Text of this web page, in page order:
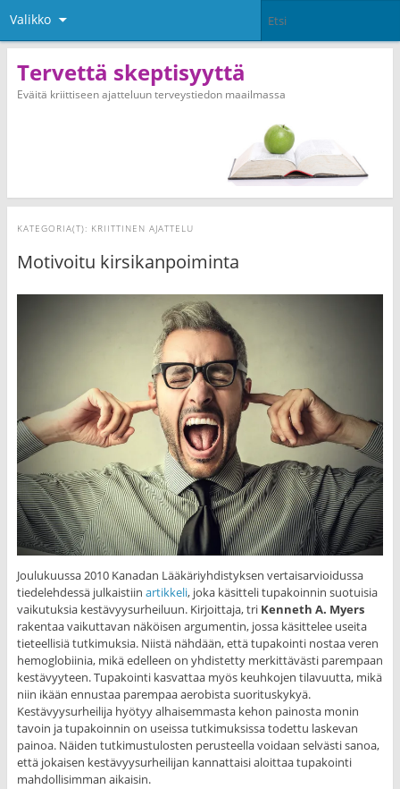
Valikko
Tervettä skeptisyyttä
Eväitä kriittiseen ajatteluun terveystiedon maailmassa
KATEGORIA(T): KRIITTINEN AJATTELU
Motivoitu kirsikanpoiminta
Joulukuussa 2010 Kanadan Lääkäriyhdistyksen vertaisarvioidussa
tiedelehdessä julkaistiin artikkeli, joka käsitteli tupakoinnin suotuisia
vaikutuksia kestävyysurheiluun. Kirjoittaja, tri Kenneth A. Myers
rakentaa vaikuttavan näköisen argumentin, jossa käsittelee useita
tieteellisiä tutkimuksia. Niistä nähdään, että tupakointi nostaa veren
hemoglobiinia, mikä edelleen on yhdistetty merkittävästi parempaan
kestävyyteen. Tupakointi kasvattaa myös keuhkojen tilavuutta, mikä
niin ikään ennustaa parempaa aerobista suorituskykyä.
Kestävyysurheilija hyötyy alhaisemmasta kehon painosta monin
tavoin ja tupakoinnin on useissa tutkimuksissa todettu laskevan
painoa. Näiden tutkimustulosten perusteella voidaan selvästi sanoa,
että jokaisen kestävyysurheilijan kannattaisi aloittaa tupakointi
mahdollisimman aikaisin.